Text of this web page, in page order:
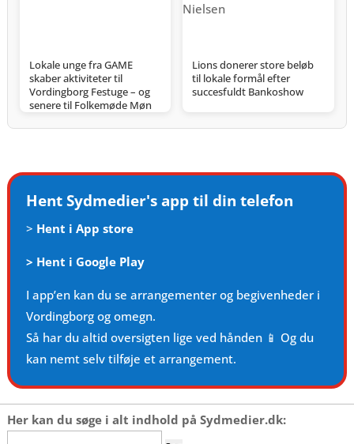
Lokale unge fra GAME
skaber aktiviteter til
Vordingborg Festuge – og
senere til Folkemøde Møn
Lions donerer store beløb
til lokale formål efter
succesfuldt Bankoshow
Hent Sydmedier's app til din telefon
> Hent i App store
> Hent i Google Play
I app’en kan du se arrangementer og begivenheder i
Vordingborg og omegn.
Så har du altid oversigten lige ved hånden 📱 Og du
kan nemt selv tilføje et arrangement.
Her kan du søge i alt indhold på Sydmedier.dk: